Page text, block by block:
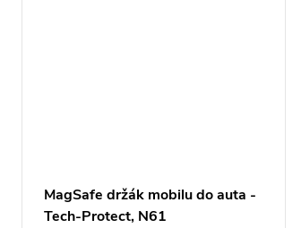
MagSafe držák mobilu do auta -
Tech-Protect, N61